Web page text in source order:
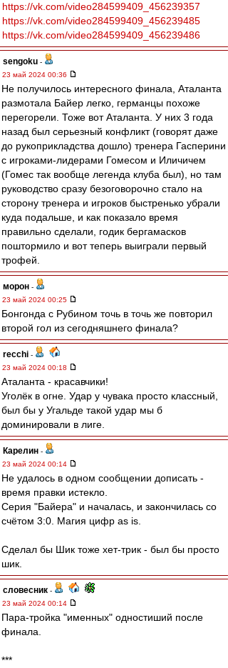
https://vk.com/video284599409_456239357
https://vk.com/video284599409_456239485
https://vk.com/video284599409_456239486
sengoku -
23 май 2024 00:36
Не получилось интересного финала, Аталанта
размотала Байер легко, германцы похоже
перегорели. Тоже вот Аталанта. У них 3 года
назад был серьезный конфликт (говорят даже
до рукоприкладства дошло) тренера Гасперини
с игроками-лидерами Гомесом и Иличичем
(Гомес так вообще легенда клуба был), но там
руководство сразу безоговорочно стало на
сторону тренера и игроков быстренько убрали
куда подальше, и как показало время
правильно сделали, годик бергамасков
поштормило и вот теперь выиграли первый
трофей.
морон -
23 май 2024 00:25
Бонгонда с Рубином точь в точь же повторил
второй гол из сегодняшнего финала?
recchi -
23 май 2024 00:18
Аталанта - красавчики!
Уголёк в огне. Удар у чувака просто классный,
был бы у Угальде такой удар мы б
доминировали в лиге.
Карелин -
23 май 2024 00:14
Не удалось в одном сообщении дописать -
время правки истекло.
Серия "Байера" и началась, и закончилась со
счётом 3:0. Магия цифр as is.
Сделал бы Шик тоже хет-трик - был бы просто
шик.
словесник -
23 май 2024 00:14
Пара-тройка "именных" одностиший после
финала.
***